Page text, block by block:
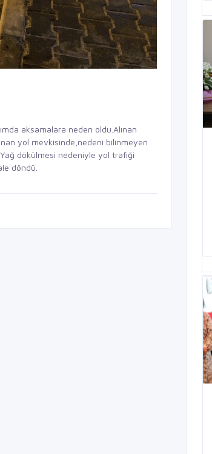
aksamalara neden oldu.Alınan
yol mevkisinde,nedeni bilinmeyen
dökülmesi nedeniyle yol trafiği
döndü.